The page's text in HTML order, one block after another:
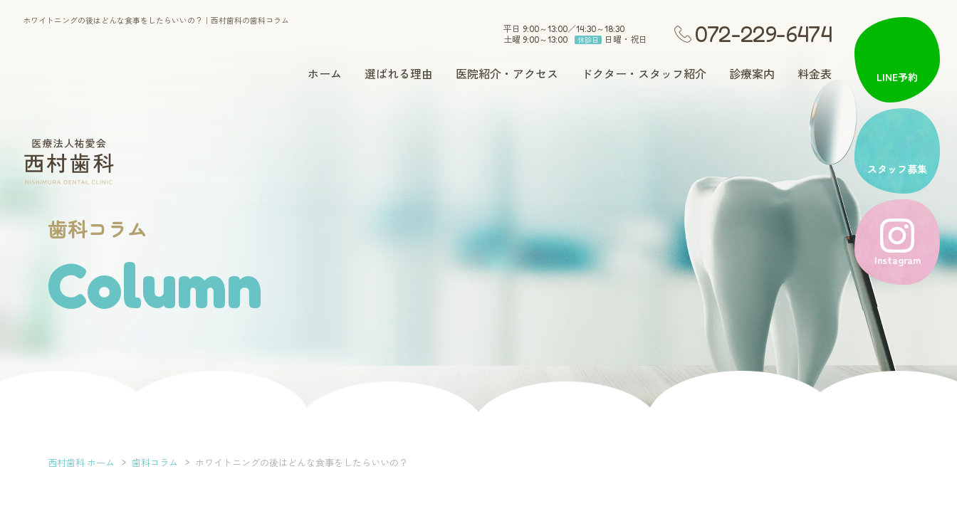
ホワイトニングの後はどんな食事をしたらいいの？｜西村歯科の歯科コラム
平日 9:00～13:00／14:30～18:30
土曜 9:00～13:00
休診日 日曜・祝日 072-229-6474
ホーム 選ばれる理由 医院紹介・アクセス ドクター・スタッフ紹介 診療案内
入れ歯治療
訪問治療
料金表 LINE予約
スタッフ募集
Instagram
歯科コラム
Column
西村歯科 ホーム 歯科コラム ホワイトニングの後はどんな食事をしたらいいの？